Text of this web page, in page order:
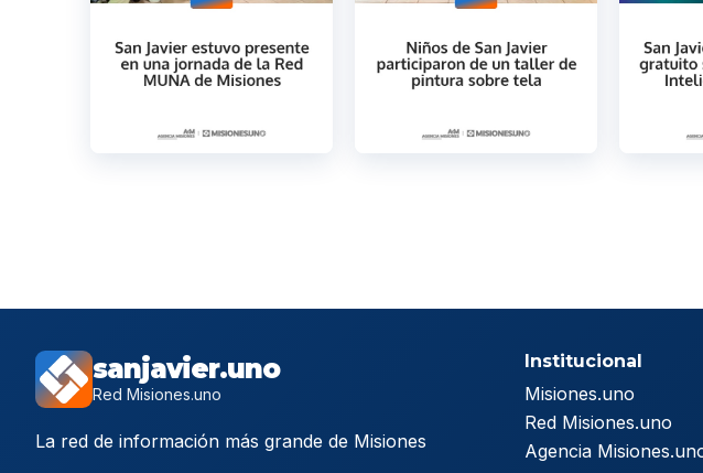
sanjavier.uno
Red Misiones.uno
La red de información más grande de Misiones
Institucional
Misiones.uno
Red Misiones.uno
Agencia